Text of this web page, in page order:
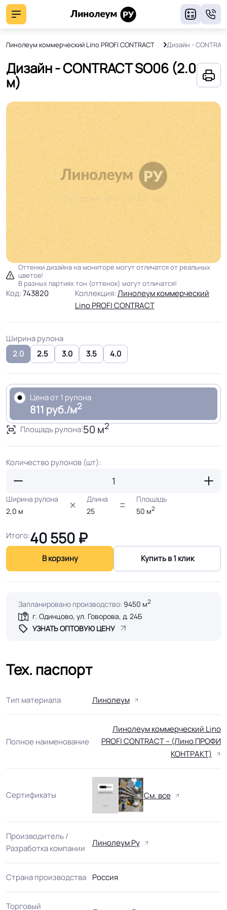
Линолеум коммерческий Lino PROFI CONTRACT Дизайн -
Дизайн - CONTRACT SO06 (2.0
м)
Оттенки дизайна на мониторе могут отличатся от реальных
цветов!
В разных партиях тон (оттенок) могут отличатся!
Код:743820 Коллекция:Линолеум коммерческий
Lino PROFI CONTRACT
Ширина рулона
2.0
2.5 3.0 3.5 4.0
Цена от 1 рулона
811 руб./м2
Площадь рулона:50 м2
Количество рулонов (шт):
Ширина рулона
2,0 м
Длина
25
Площадь
50 м2
Итого:40 550 ₽
В корзину Купить в 1 клик
Запланировано производство: 9450 м2
г. Одинцово, ул. Говорова, д. 24Б
УЗНАТЬ ОПТОВУЮ ЦЕНУ
Тех. паспорт
Тип материала Линолеум
Полное наименование
Линолеум коммерческий Lino
PROFI CONTRACT – (Лино ПРОФИ
КОНТРАКТ)
Сертификаты См. все
Производитель /
Разработка компании
Линолеум Ру
Страна производства Россия
Торговый